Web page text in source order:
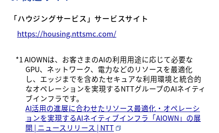
「ハウジングサービス」サービスサイト
https://housing.nttsmc.com/
*1 AIOWNは、お客さまのAIの利用用途に応じて必要な
GPU、ネットワーク、電力などのリソースを最適化
し、エッジまでを含めたセキュアな利用環境と統合的
なオペレーションを実現するNTTグループのAIネイティ
ブインフラです。
AI活用の進展に合わせたリソース最適化・オペレーシ
ョンを実現するAIネイティブインフラ「AIOWN」の展
開 | ニュースリリース | NTT